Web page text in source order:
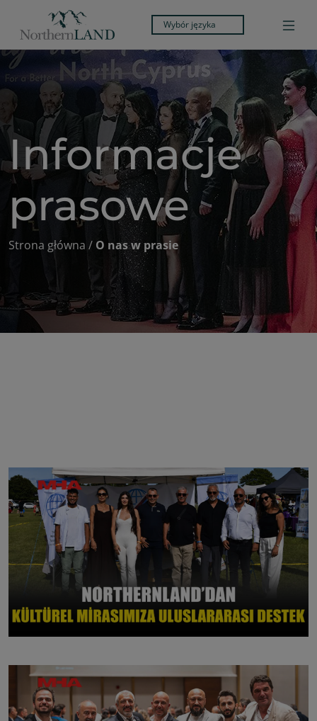
Wybór języka
Informacje
prasowe
Strona główna / O nas w prasie